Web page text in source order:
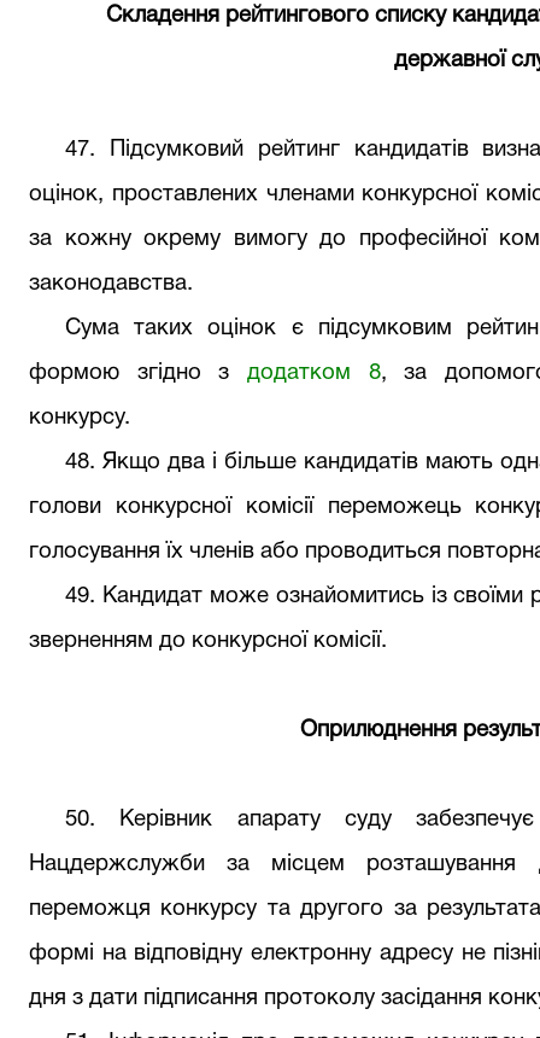
Складення рейтингового списку
державної
47. Підсумковий рейтинг кандидатів
оцінок, проставлених членами конкурсної
за кожну окрему вимогу до професійної
законодавства.
Сума таких оцінок є підсумковим
формою згідно з додатком 8, за
конкурсу.
48. Якщо два і більше кандидатів мають
голови конкурсної комісії переможець
голосування їх членів або проводиться
49. Кандидат може ознайомитись із своїми
зверненням до конкурсної комісії.
Оприлюднення
50. Керівник апарату суду
Нацдержслужби за місцем розташування
переможця конкурсу та другого за
формі на відповідну електронну адресу не
дня з дати підписання протоколу засідання